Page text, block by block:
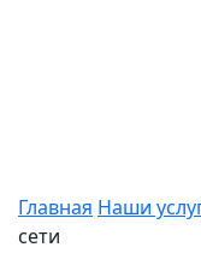
Главная Наши
сети